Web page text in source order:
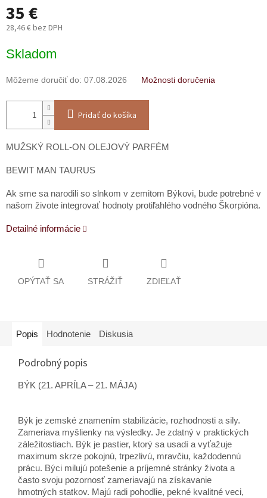
35 €
28,46 € bez DPH
cena:
Skladom
Môžeme doručiť do: 07.08.2026 Možnosti doručenia
Pridať do košíka
MUŽSKÝ ROLL-ON OLEJOVÝ PARFÉM
BEWIT MAN TAURUS
Ak sme sa narodili so slnkom v zemitom Býkovi, bude potrebné v
našom živote integrovať hodnoty protiľahlého vodného Škorpióna.
Detailné informácie
OPÝTAŤ SA STRÁŽIŤ ZDIEĽAŤ
Popis Hodnotenie Diskusia
Podrobný popis
BÝK (21. APRÍLA – 21. MÁJA)
Býk je zemské znamením stabilizácie, rozhodnosti a sily.
Zameriava myšlienky na výsledky. Je zdatný v praktických
záležitostiach. Býk je pastier, ktorý sa usadí a vyťažuje
maximum skrze pokojnú, trpezlivú, mravčiu, každodennú
prácu. Býci milujú potešenie a príjemné stránky života a
často svoju pozornosť zameriavajú na získavanie
hmotných statkov. Majú radi pohodlie, pekné kvalitné veci,